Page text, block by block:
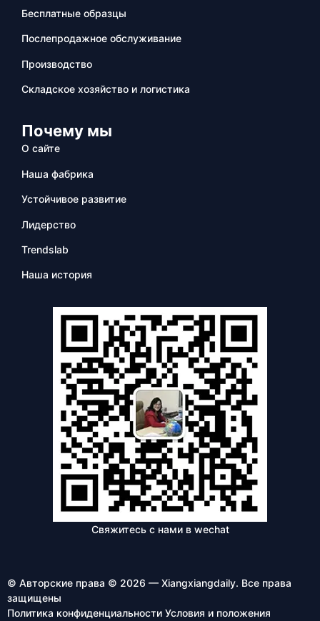
Бесплатные образцы
Послепродажное обслуживание
Производство
Складское хозяйство и логистика
Почему мы
О сайте
Наша фабрика
Устойчивое развитие
Лидерство
Trendslab
Наша история
Свяжитесь с нами в wechat
© Авторские права © 2026 — Xiangxiangdaily. Все права
защищены
Политика конфиденциальности Условия и положения